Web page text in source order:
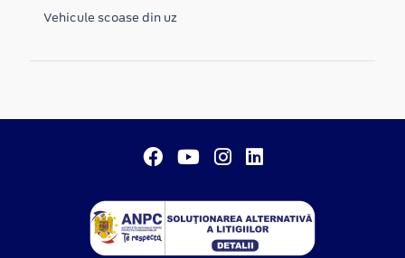
Vehicule scoase din uz